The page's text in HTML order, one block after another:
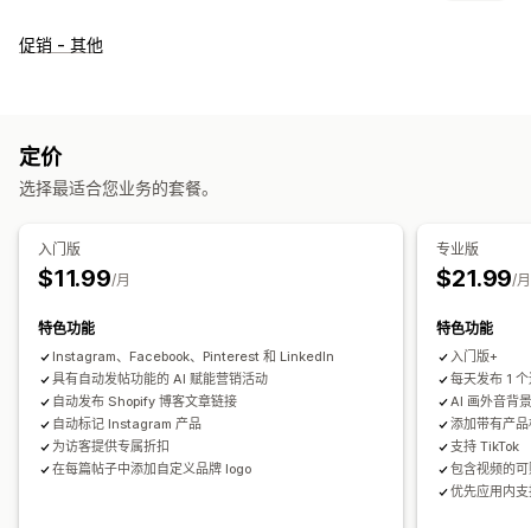
视频管理
自定义
视频编辑 视频模板 视频背景
促销 - 其他
定价
选择最适合您业务的套餐。
入门版
$11.99/月
特色功能
Instagram、Facebook、Pinterest 和 LinkedIn
具有自动发帖功能的 AI 赋能营销活动
自动发布 Shopify 博客文章链接
自动标记 Instagram 产品
为访客提供专属折扣
在每篇帖子中添加自定义品牌 logo
专业版
$21.99/月
特色功能
入门版+
每天发布 1
AI 画外音背
添加带有产
支持 TikTok
包含视频的
优先应用内